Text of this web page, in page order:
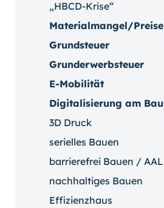
„HBCD-Krise“
Materialmangel/Preise
Grundsteuer
Grunderwerbsteuer
E-Mobilität
Digitalisierung am Bau
3D Druck
serielles Bauen
barrierefrei Bauen / AAL
nachhaltiges Bauen
Effizienzhaus